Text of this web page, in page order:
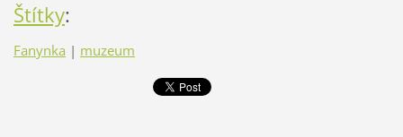
Štítky:
Fanynka | muzeum